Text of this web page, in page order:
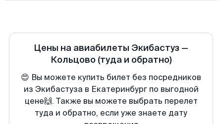
Цены на авиабилеты Экибастуз —
Кольцово (туда и обратно)
😍 Вы можете купить билет без посредников
из Экибастуза в Екатеринбург по выгодной
цене🙌. Также вы можете выбрать перелет
туда и обратно, если уже знаете дату